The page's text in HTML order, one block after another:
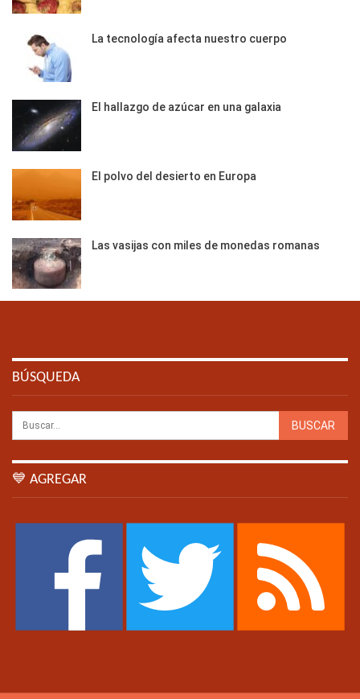
La tecnología afecta nuestro cuerpo
El hallazgo de azúcar en una galaxia
El polvo del desierto en Europa
Las vasijas con miles de monedas romanas
BÚSQUEDA
💙 AGREGAR